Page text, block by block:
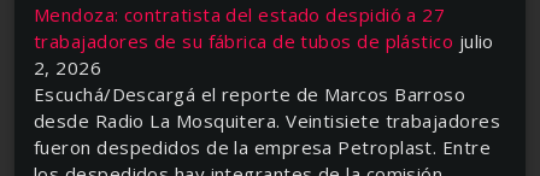
Mendoza: contratista del estado despidió a 27
trabajadores de su fábrica de tubos de plástico julio
2, 2026
Escuchá/Descargá el reporte de Marcos Barroso
desde Radio La Mosquitera. Veintisiete trabajadores
fueron despedidos de la empresa Petroplast. Entre